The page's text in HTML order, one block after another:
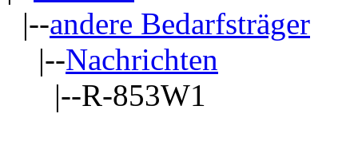
|--andere Bedarfsträger
|--Nachrichten
|--R-853W1